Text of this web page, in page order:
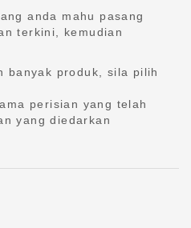
anda mahu pasang
terkini, kemudian
banyak produk, sila pilih
perisian yang telah
yang diedarkan